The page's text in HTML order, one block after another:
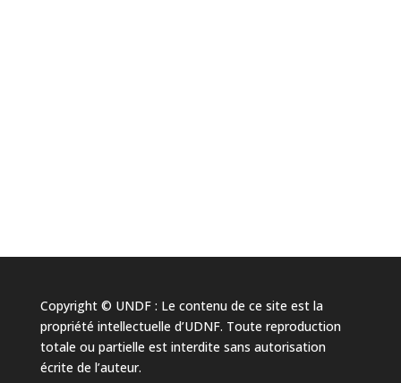
Copyright © UNDF : Le contenu de ce site est la
propriété intellectuelle d’UDNF. Toute reproduction
totale ou partielle est interdite sans autorisation
écrite de l’auteur.